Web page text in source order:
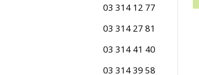
03 314 12 77
03 314 27 81
03 314 41 40
03 314 39 58